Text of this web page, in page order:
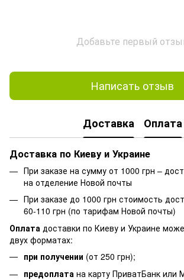
Добавьте первый
Написать отзыв
Доставка Оплата
Доставка по Киеву и Украине
При заказе на сумму от 1000 грн –
на отделение Новой почты
При заказе до 1000 грн стоимость
60-110 грн (по тарифам Новой почты)
Оплата доставки по Киеву и Украине
двух форматах:
при получении (от 250 грн);
предоплата на карту ПриватБанк или